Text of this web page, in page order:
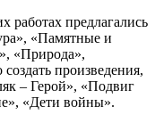
предлагались
«Памятные и
«Природа»,
произведения,
– Герой», «Подвиг
«Дети войны».